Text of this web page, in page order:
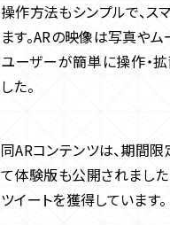
操作方法もシンプルで、ス
ます。ARの映像は写真や
ユーザーが簡単に操作・拡
した。
同ARコンテンツは、期間
て体験版も公開されました
ツイートを獲得しています。